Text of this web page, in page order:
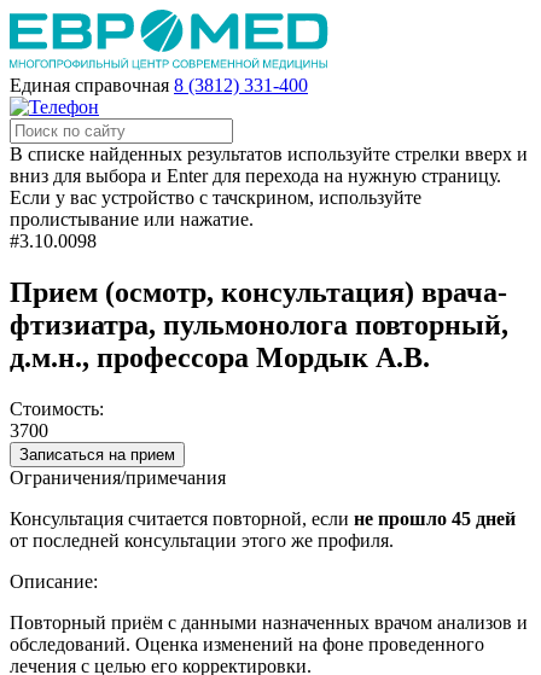
Единая справочная 8 (3812) 331-400
В списке найденных результатов используйте стрелки вверх и
вниз для выбора и Enter для перехода на нужную страницу.
Если у вас устройство с тачскрином, используйте
пролистывание или нажатие.
#3.10.0098
Прием (осмотр, консультация) врача-
фтизиатра, пульмонолога повторный,
д.м.н., профессора Мордык А.В.
Стоимость:
3700
Записаться на прием
Ограничения/примечания
Консультация считается повторной, если не прошло 45 дней
от последней консультации этого же профиля.
Описание:
Повторный приём с данными назначенных врачом анализов и
обследований. Оценка изменений на фоне проведенного
лечения с целью его корректировки.